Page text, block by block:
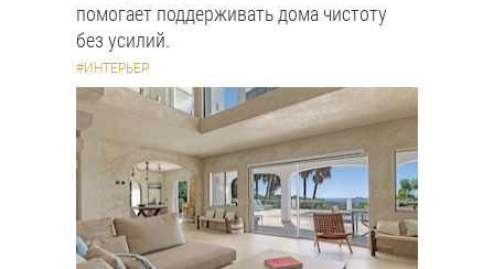
помогает поддерживать дома чистоту
без усилий.
#ИНТЕРЬЕР